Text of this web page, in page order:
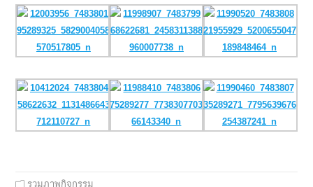
รวมภาพกิจกรรม